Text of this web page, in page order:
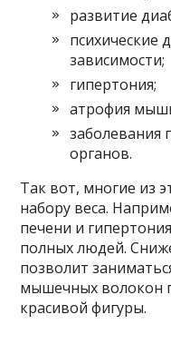
развитие
психические
зависимости;
гипертония;
атрофия
заболевания
органов.
Так вот, многие из
набору веса.
печени и
полных людей.
позволит
мышечных волокон
красивой фигуры.